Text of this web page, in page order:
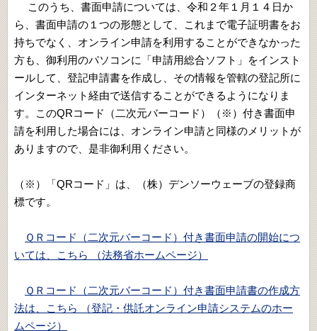
このうち
書面申請については
令和２年１月１４日か
ら
書面申請の１つの形態として
これまで電子証明書をお
持ちでなく
オンライン申請を利用することができなかった
方も
御利用のパソコンに「申請用総合ソフト」をインスト
ールして
登記申請書を作成し
その情報を管轄の登記所に
インターネット経由で送信することができるようになりま
す。このQRコード（二次元バーコード）（※）付き書面申
請を利用した場合には
オンライン申請と同様のメリットが
ありますので
是非御利用ください。
（※）「QRコード」は
（株）デンソーウェーブの登録商
標です。
ＱＲコード（二次元バーコード）付き書面申請の開始につ
いては、こちら （法務省ホームページ）
ＱＲコード（二次元バーコード）付き書面申請書の作成方
法は、こちら （登記・供託オンライン申請システムのホー
ムページ）